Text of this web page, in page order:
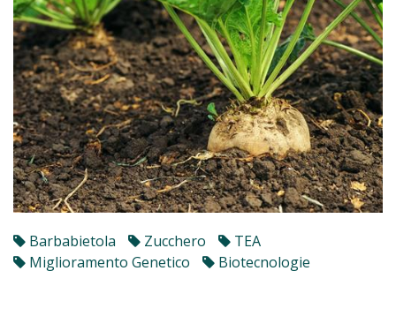
Barbabietola Zucchero
TEA
Miglioramento Genetico
Biotecnologie